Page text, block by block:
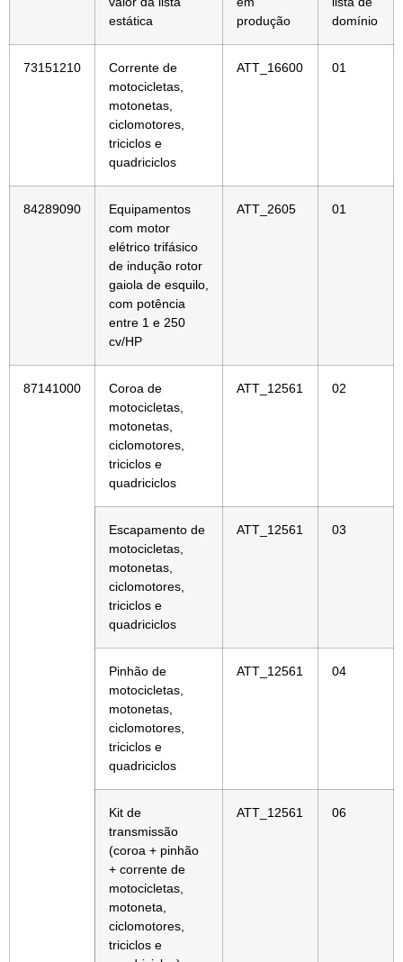
estática
produção
domínio
73151210
Corrente de
motocicletas,
motonetas,
ciclomotores,
triciclos e
quadriciclos
ATT_16600 01
84289090
Equipamentos
com motor
elétrico trifásico
de indução rotor
gaiola de esquilo,
com potência
entre 1 e 250
cv/HP
ATT_2605 01
87141000
Coroa de
motocicletas,
motonetas,
ciclomotores,
triciclos e
quadriciclos
ATT_12561 02
Escapamento de
motocicletas,
motonetas,
ciclomotores,
triciclos e
quadriciclos
ATT_12561 03
Pinhão de
motocicletas,
motonetas,
ciclomotores,
triciclos e
quadriciclos
ATT_12561 04
Kit de
transmissão
(coroa + pinhão
+ corrente de
motocicletas,
motoneta,
ciclomotores,
triciclos e
ATT_12561 06